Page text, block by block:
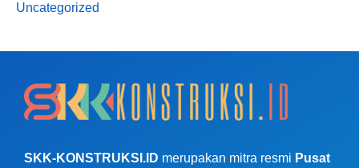
Uncategorized
SKK-KONSTRUKSI.ID merupakan mitra resmi Pusat